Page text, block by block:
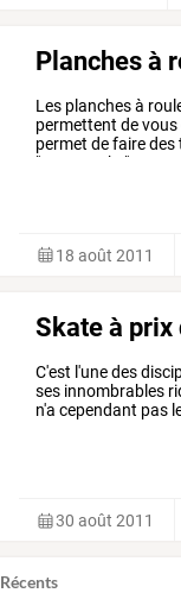
Planches à
Les planchesà
permettent devous
permet defairedes
"strateparks".
18 août 2011
Skate à prix
C'est l'unedes
ses innombrables
n'a cependant pas
30 août 2011
Récents